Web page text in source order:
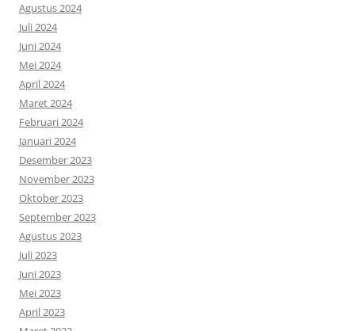
Agustus 2024
Juli 2024
Juni 2024
Mei 2024
April 2024
Maret 2024
Februari 2024
Januari 2024
Desember 2023
November 2023
Oktober 2023
September 2023
Agustus 2023
Juli 2023
Juni 2023
Mei 2023
April 2023